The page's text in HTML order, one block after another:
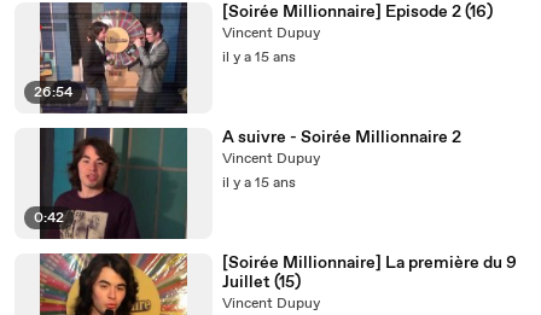
26:54
[Soirée Millionnaire] Episode 2 (16)
Vincent Dupuy
il y a 15 ans
0:42
A suivre - Soirée Millionnaire 2
Vincent Dupuy
il y a 15 ans
[Soirée Millionnaire] La première du 9
Juillet (15)
Vincent Dupuy